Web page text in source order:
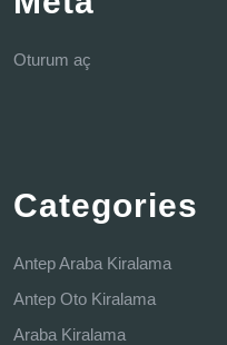
Oturum aç
Categories
Antep Araba Kiralama
Antep Oto Kiralama
Araba Kiralama